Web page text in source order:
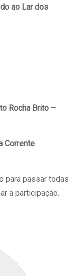
ao Lar dos
Rocha Brito –
Corrente
para passar todas
a participação.